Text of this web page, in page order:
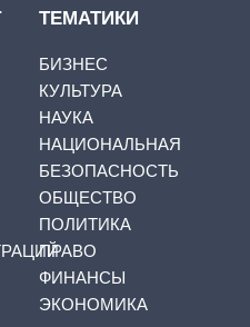
ТЕМАТИКИ
БИЗНЕС
КУЛЬТУРА
НАУКА
НАЦИОНАЛЬНАЯ
БЕЗОПАСНОСТЬ
ОБЩЕСТВО
ПОЛИТИКА
ПРАВО
ФИНАНСЫ
ЭКОНОМИКА